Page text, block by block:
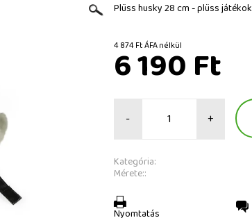
Plüss husky 28 cm - plüss játékok
4 874 Ft ÁFA nélkül
6 190 Ft
- +
Kategória:
Mérete::
Nyomtatás